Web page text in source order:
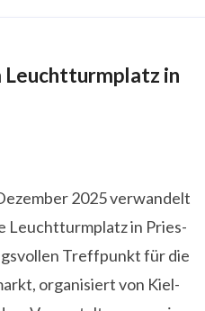
in
2025 verwandelt
Leuchtturmplatz in Pries-
Treffpunkt für die
organisiert von Kiel-